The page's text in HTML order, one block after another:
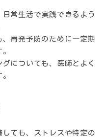
常生活で実践できるよう
再発予防のために一定期
についても、医師とよく
ても、ストレスや特定の